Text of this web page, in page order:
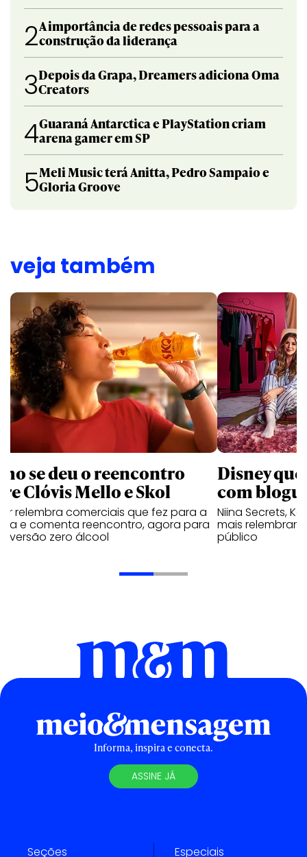
2A importância de redes pessoais para a
construção da liderança
3Depois da Grapa, Dreamers adiciona Oma
Creators
4Guaraná Antarctica e PlayStation criam
arena gamer em SP
5Meli Music terá Anitta, Pedro Sampaio e
Gloria Groove
veja também
se deu o reencontro
Clóvis Mello e Skol
relembra comerciais que fez para a
e comenta reencontro, agora para
versão zero álcool
Disney
com
Niina Secrets,
mais
público
Informa, inspira e conecta.
ASSINE JÁ
Seções Especiais